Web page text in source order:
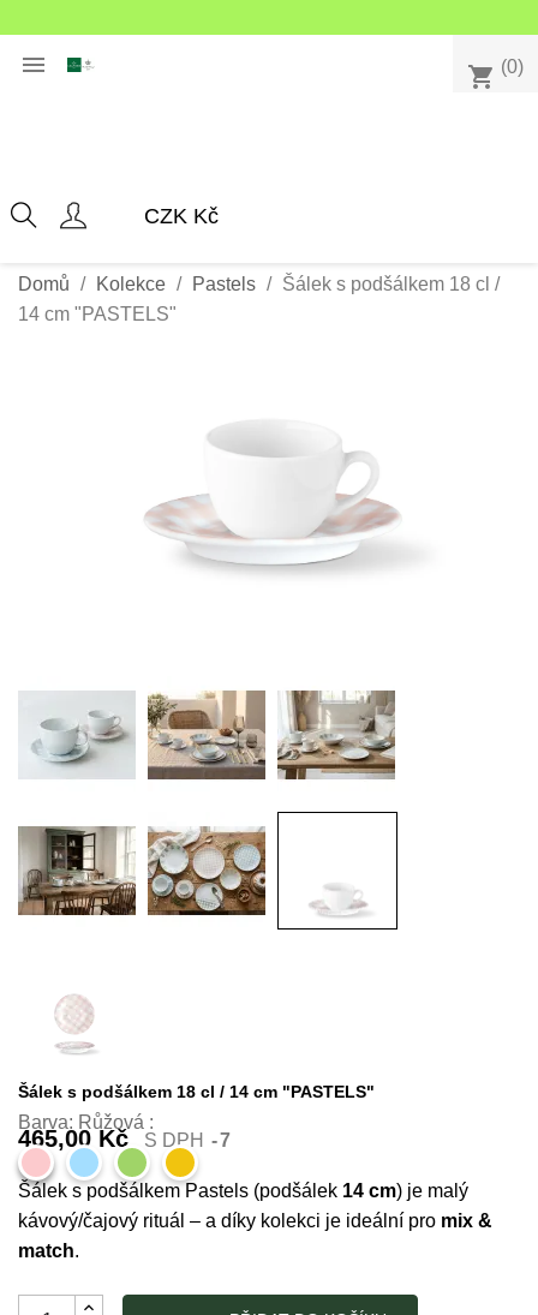
 shopping_cart (0)
Domů Kolekce Pastels
Šálek s podšálkem 18 cl /
14 cm "PASTELS"
Šálek s podšálkem 18 cl / 14 cm "PASTELS"
465,00 Kč S DPH 7
Šálek s podšálkem Pastels (podšálek 14 cm) je malý
kávový/čajový rituál – a díky kolekci je ideální pro mix &
match.
Barva: Růžová
RůžováSvětle
modrá
Světle
Zelená
Žlutá